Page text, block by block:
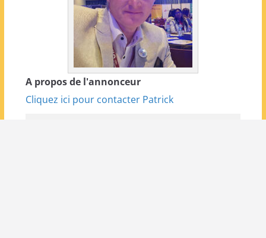
A propos de l'annonceur
Cliquez ici pour contacter Patrick